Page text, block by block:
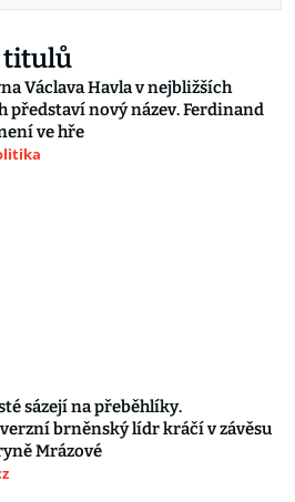
titulů
Václava Havla v nejbližších
představí nový název. Ferdinand
ve hře
sázejí na přeběhlíky.
brněnský lídr kráčí v závěsu
Mrázové